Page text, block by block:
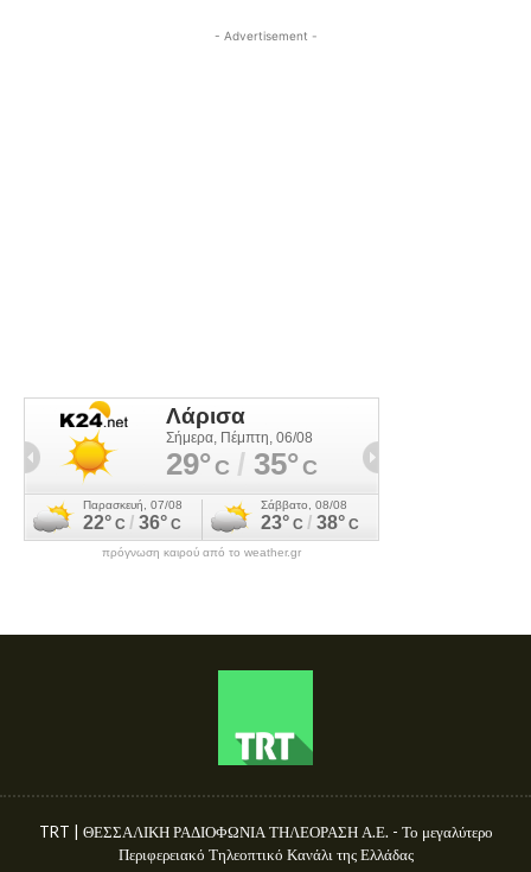
- Advertisement -
πρόγνωση καιρού από το weather.gr
TRT | ΘΕΣΣΑΛΙΚΗ ΡΑΔΙΟΦΩΝΙΑ ΤΗΛΕΟΡΑΣΗ Α.Ε. - Το μεγαλύτερο
Περιφερειακό Τηλεοπτικό Κανάλι της Ελλάδας